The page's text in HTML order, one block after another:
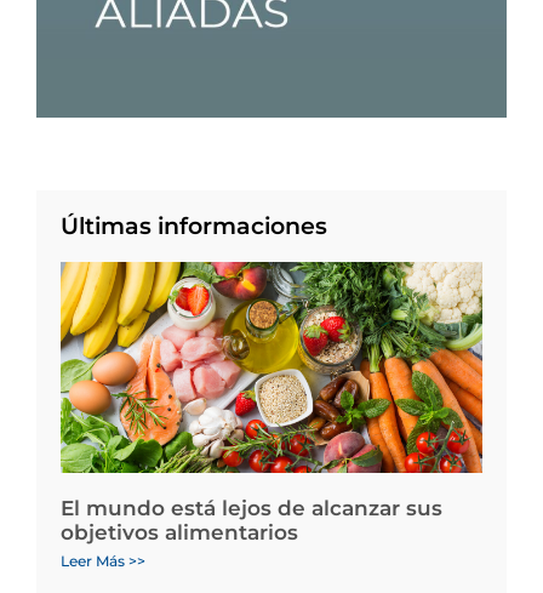
Últimas informaciones
El mundo está lejos de alcanzar sus
objetivos alimentarios
Leer Más >>